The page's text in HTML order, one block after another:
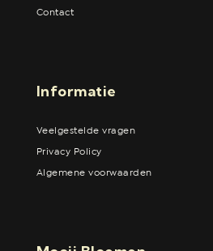
Contact
Informatie
Veelgestelde vragen
Privacy Policy
Algemene voorwaarden